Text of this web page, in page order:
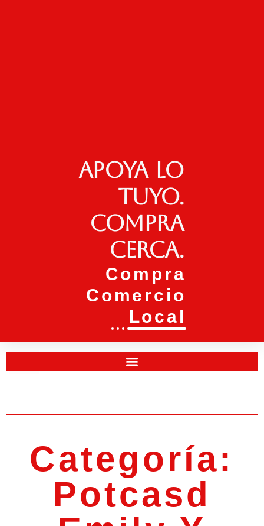
Apoya lo
tuyo.
Compra
cerca.
Compra
Comercio
Local
Categoría:
Potcasd